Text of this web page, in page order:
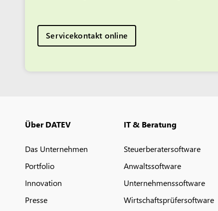
Servicekontakt online
Über DATEV
Das Unternehmen
Portfolio
Innovation
Presse
IT & Beratung
Steuerberatersoftware
Anwaltssoftware
Unternehmenssoftware
Wirtschaftsprüfersoftware